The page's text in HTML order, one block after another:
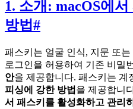
1. 소개: macOS에
방법#
패스키는 얼굴 인식, 지문 또
로그인을 허용하여 기존 비밀
안을 제공합니다. 패스키는 계
피싱에 강한 방법 을 제공합니
서 패스키를 활성화하고 관리